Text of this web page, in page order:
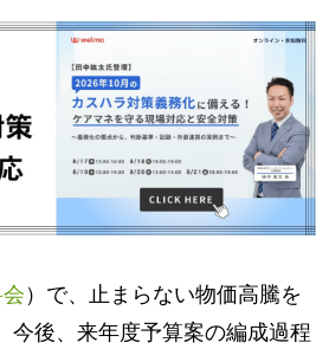
）で、止まらない物価高騰を
今後、来年度予算案の編成過程